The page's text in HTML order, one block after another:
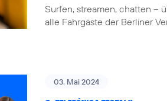
Surfen, streamen, chatten –
alle Fahrgäste der Berliner
03. Mai 2024